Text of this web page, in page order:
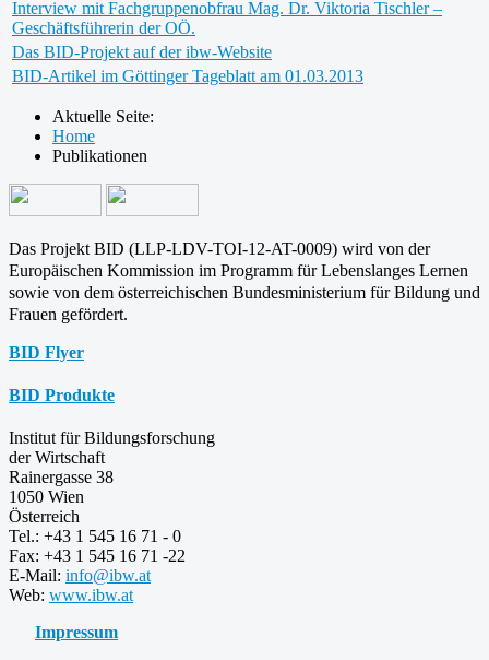
Interview mit Fachgruppenobfrau Mag. Dr. Viktoria Tischler –
Geschäftsführerin der OÖ.
Das BID-Projekt auf der ibw-Website
BID-Artikel im Göttinger Tageblatt am 01.03.2013
Aktuelle Seite:
Home
Publikationen
Das Projekt BID (LLP-LDV-TOI-12-AT-0009) wird von der
Europäischen Kommission im Programm fürLebenslanges Lernen
sowie von dem österreichischen Bundesministerium für Bildung und
Frauen gefördert.
BID Flyer
BID Produkte
Institut für Bildungsforschung
der Wirtschaft
Rainergasse 38
1050 Wien
Österreich
Tel.: +43 1 545 16 71 - 0
Fax: +43 1 545 16 71 -22
E-Mail: info@ibw.at
Web: www.ibw.at
Impressum